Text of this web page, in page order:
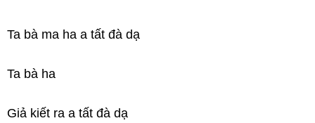
Ta bà ma ha a tất đà dạ
Ta bà ha
Giả kiết ra a tất đà dạ